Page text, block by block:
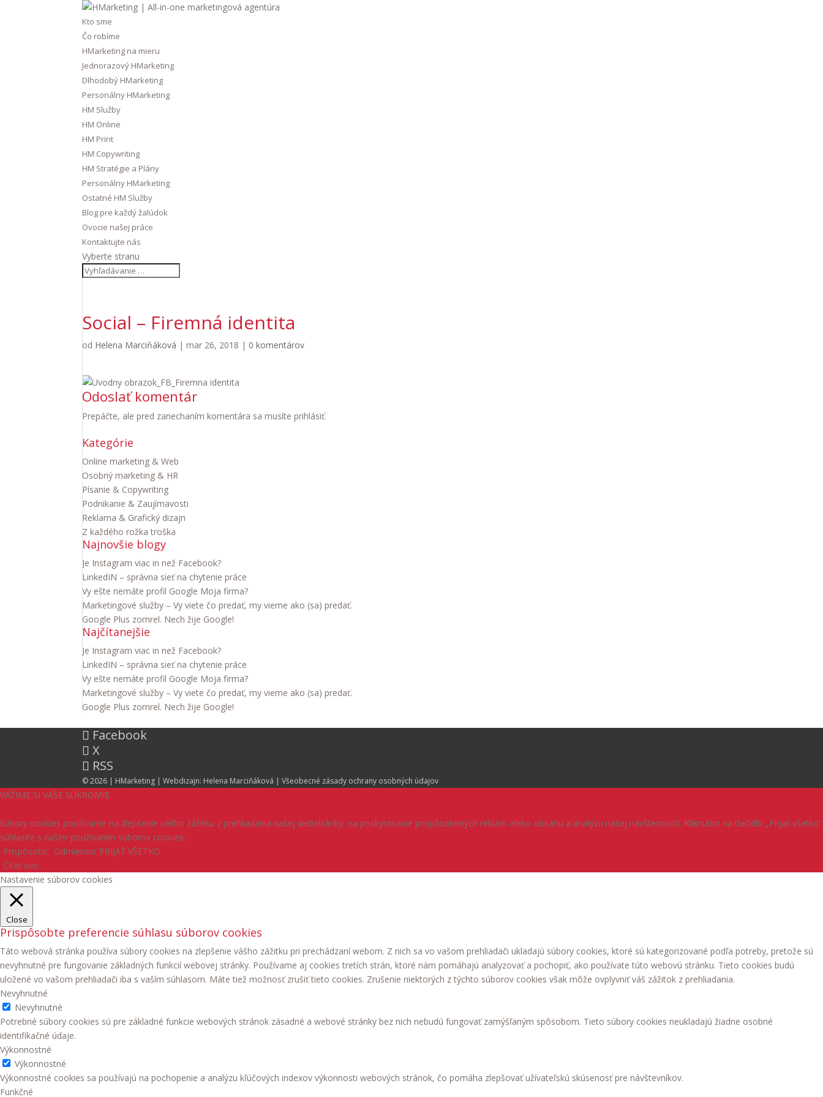
Kto sme
Čo robíme
HMarketing na mieru
Jednorazový HMarketing
Dlhodobý HMarketing
Personálny HMarketing
HM Služby
HM Online
HM Print
HM Copywriting
HM Stratégie a Plány
Personálny HMarketing
Ostatné HM Služby
Blog pre každý žalúdok
Ovocie našej práce
Kontaktujte nás
Vyberte stranu
Social – Firemná identita
od Helena Marciňáková |mar 26, 2018 | 0 komentárov
Odoslať komentár
Prepáčte, ale pred zanechaním komentára sa musíteprihlásiť.
Kategórie
Online marketing & Web
Osobný marketing & HR
Písanie & Copywriting
Podnikanie & Zaujímavosti
Reklama & Grafický dizajn
Z každého rožka troška
Najnovšie blogy
Je Instagram viac in než Facebook?
LinkedIN – správna sieť na chytenie práce
Vy ešte nemáte profil Google Moja firma?
Marketingové služby – Vy viete čo predať, my vieme ako (sa) predať.
Google Plus zomrel. Nech žije Google!
Najčítanejšie
Je Instagram viac in než Facebook?
LinkedIN – správna sieť na chytenie práce
Vy ešte nemáte profil Google Moja firma?
Marketingové služby – Vy viete čo predať, my vieme ako (sa) predať.
Google Plus zomrel. Nech žije Google!
Facebook
X
RSS
© 2026 | HMarketing | Webdizajn: Helena Marciňáková | Všeobecné zásady ochrany osobných údajov
VÁŽIME SI VAŠE SÚKROMIE
Súbory cookies používame na zlepšenie vášho zážitku z prehliadania našej webstránky, na poskytovanie prispôsobených reklám alebo obsahu a analýzu našej návštevnosti. Kliknutím na tlačidlo „Prijať všetko“
súhlasíte s naším používaním súborov cookies.
Prispôsobiť Odmietnuť PRIJAŤ VŠETKO
Čítať viac
Nastavenie súborov cookies
Close
Prispôsobte preferencie súhlasu súborov cookies
Táto webová stránka používa súbory cookies na zlepšenie vášho zážitku pri prechádzaní webom. Z nich sa vo vašom prehliadači ukladajú súbory cookies, ktoré sú kategorizované podľa potreby, pretože sú
nevyhnutné pre fungovanie základných funkcií webovej stránky. Používame aj cookies tretích strán, ktoré nám pomáhajú analyzovať a pochopiť, ako používate túto webovú stránku. Tieto cookies budú
uložené vo vašom prehliadači iba s vaším súhlasom. Máte tiež možnosť zrušiť tieto cookies. Zrušenie niektorých z týchto súborov cookies však môže ovplyvniť váš zážitok z prehliadania.
Nevyhnutné
Nevyhnutné
Potrebné súbory cookies sú pre základné funkcie webových stránok zásadné a webové stránky bez nich nebudú fungovať zamýšľaným spôsobom. Tieto súbory cookies neukladajú žiadne osobné
identifikačné údaje.
Výkonnostné
Výkonnostné
Výkonnostné cookies sa používajú na pochopenie a analýzu kľúčových indexov výkonnosti webových stránok, čo pomáha zlepšovať užívateľskú skúsenosť pre návštevníkov.
Funkčné